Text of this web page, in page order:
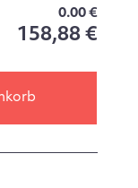
0.00 €
158,88 €